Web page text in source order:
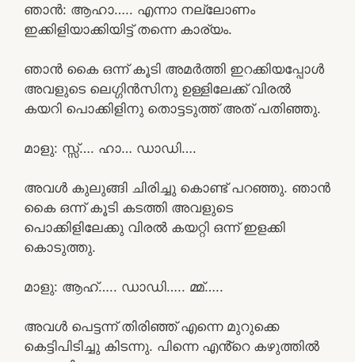
ഞാൻ: ആഹാ….. എന്നാ നല്ലോണം
ഇക്കിളിയാക്കിയിട്ട് തന്നെ കാര്യം.
ഞാൻ കൈ ഒന്ന് കൂടി അമർത്തി ഇറക്കിയപ്പോൾ
അവളുടെ ലെഗ്ഗിൻസിനു ഉള്ളിലേക്ക് വിരൽ
കയറി പൊക്കിളിനു തൊട്ടടുത്ത് അത് പതിഞ്ഞു.
മാളു: സ്സ്‌…. ഹാ… ഡാഡി….
അവൾ കുലുങ്ങി ചിരിച്ചു കൊണ്ട് പറഞ്ഞു. ഞാൻ
കൈ ഒന്ന് കൂടി കടത്തി അവളുടെ
പൊക്കിളിലേക്കു വിരൽ കയറ്റി ഒന്ന് ഇളക്കി
കൊടുത്തു.
മാളു: ആഹ്….. ഡാഡി….. മ്മ്…..
അവൾ പെട്ടന്ന് തിരിഞ്ഞ് എന്നെ മുറുക്കെ
കെട്ടിപിടിച്ചു കിടന്നു. പിന്നെ എൻ്റെ കഴുത്തിൽ